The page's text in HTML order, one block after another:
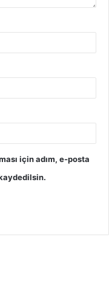
için adım, e-posta